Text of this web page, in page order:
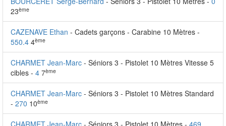
23ème
CAZENAVE Ethan - Cadets garçons - Carabine 10 Mètres -
550.4 4ème
CHARMET Jean-Marc - Séniors 3 - Pistolet 10 Mètres Vitesse 5
cibles - 4 7ème
CHARMET Jean-Marc - Séniors 3 - Pistolet 10 Mètres Standard
- 270 10ème
CHARMET Jean-Marc - Séniors 3 - Pistolet 10 Mètres - 469